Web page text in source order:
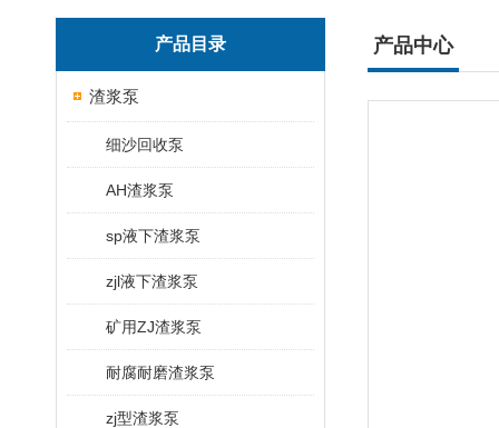
产品目录
渣浆泵
细沙回收泵
AH渣浆泵
sp液下渣浆泵
zjl液下渣浆泵
矿用ZJ渣浆泵
耐腐耐磨渣浆泵
zj型渣浆泵
产品中心